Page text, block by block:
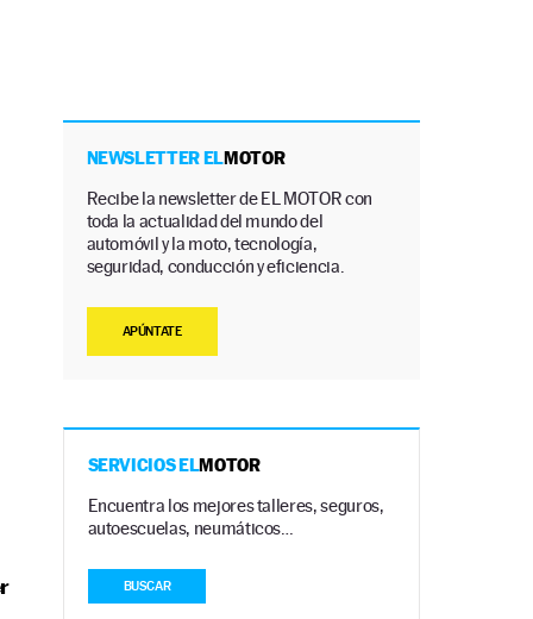
NEWSLETTER ELMOTOR
Recibe la newsletter de EL MOTOR con
toda la actualidad del mundo del
automóvil y la moto, tecnología,
seguridad, conducción y eficiencia.
APÚNTATE
SERVICIOS ELMOTOR
Encuentra los mejores talleres, seguros,
autoescuelas, neumáticos…
BUSCAR